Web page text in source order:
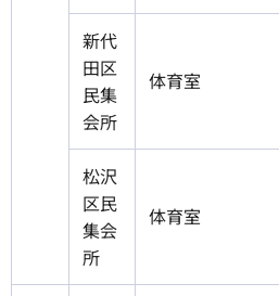
新代
田区
民集
会所
体育室
松沢
区民
集会
所
体育室